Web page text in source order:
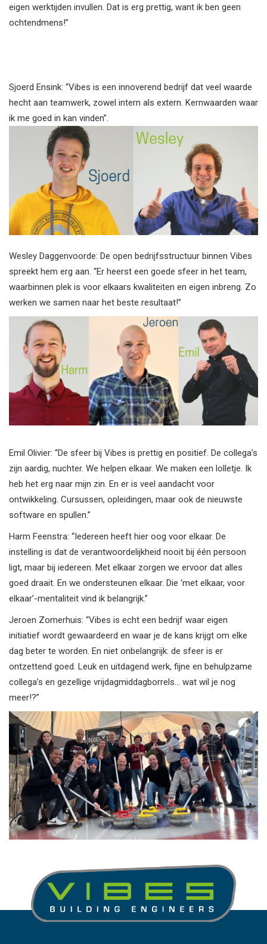
eigen werktijden invullen. Dat is erg prettig, want ik ben geen
ochtendmens!”
Sjoerd Ensink: “Vibes is een innoverend bedrijf dat veel waarde
hecht aan teamwerk, zowel intern als extern. Kernwaarden waar
ik me goed in kan vinden”.
Wesley Daggenvoorde: De open bedrijfsstructuur binnen Vibes
spreekt hem erg aan. “Er heerst een goede sfeer in het team,
waarbinnen plek is voor elkaars kwaliteiten en eigen inbreng. Zo
werken we samen naar het beste resultaat!”
Emil Olivier: “De sfeer bij Vibes is prettig en positief. De collega’s
zijn aardig, nuchter. We helpen elkaar. We maken een lolletje. Ik
heb het erg naar mijn zin. En er is veel aandacht voor
ontwikkeling. Cursussen, opleidingen, maar ook de nieuwste
software en spullen.”
Harm Feenstra: “Iedereen heeft hier oog voor elkaar. De
instelling is dat de verantwoordelijkheid nooit bij één persoon
ligt, maar bij iedereen. Met elkaar zorgen we ervoor dat alles
goed draait. En we ondersteunen elkaar. Die ‘met elkaar, voor
elkaar’-mentaliteit vind ik belangrijk.”
Jeroen Zomerhuis: “Vibes is echt een bedrijf waar eigen
initiatief wordt gewaardeerd en waar je de kans krijgt om elke
dag beter te worden. En niet onbelangrijk: de sfeer is er
ontzettend goed. Leuk en uitdagend werk, fijne en behulpzame
collega’s en gezellige vrijdagmiddagborrels… wat wil je nog
meer!?”